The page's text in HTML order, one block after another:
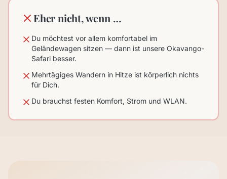
Eher nicht, wenn …
Du möchtest vor allem komfortabel im
Geländewagen sitzen — dann ist unsere Okavango-
Safari besser.
Mehrtägiges Wandern in Hitze ist körperlich nichts
für Dich.
Du brauchst festen Komfort, Strom und WLAN.